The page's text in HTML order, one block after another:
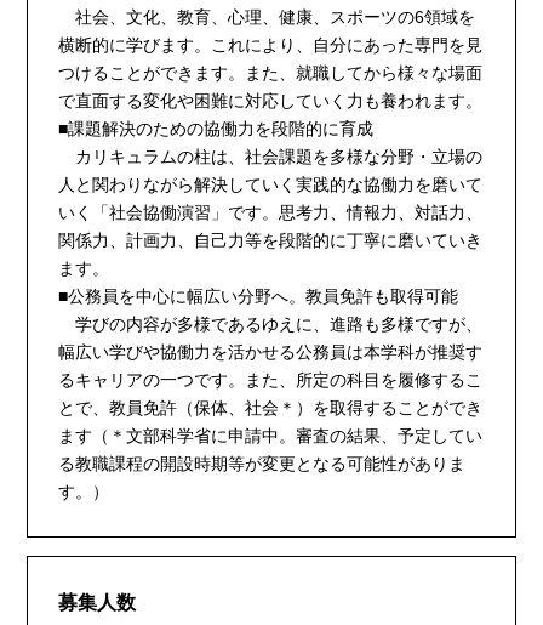
社会、文化、教育、心理、健康、スポーツの6領域を
横断的に学びます。これにより、自分にあった専門を見
つけることができます。また、就職してから様々な場面
で直面する変化や困難に対応していく力も養われます。
■課題解決のための協働力を段階的に育成
カリキュラムの柱は、社会課題を多様な分野・立場の
人と関わりながら解決していく実践的な協働力を磨いて
いく「社会協働演習」です。思考力、情報力、対話力、
関係力、計画力、自己力等を段階的に丁寧に磨いていき
ます。
■公務員を中心に幅広い分野へ。教員免許も取得可能
学びの内容が多様であるゆえに、進路も多様ですが、
幅広い学びや協働力を活かせる公務員は本学科が推奨す
るキャリアの一つです。また、所定の科目を履修するこ
とで、教員免許（保体、社会＊）を取得することができ
ます（＊文部科学省に申請中。審査の結果、予定してい
る教職課程の開設時期等が変更となる可能性がありま
す。）
募集人数